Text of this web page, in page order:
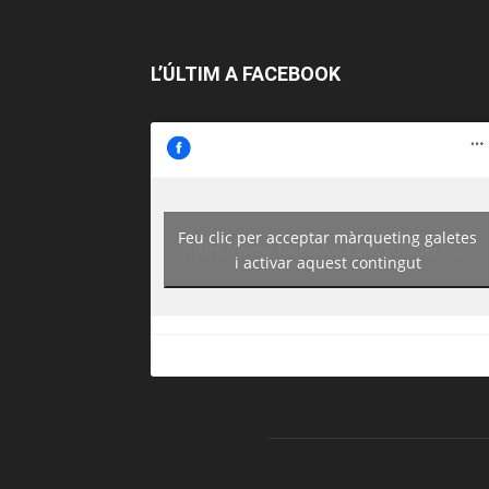
L’ÚLTIM A FACEBOOK
https://www.facebook.com/guiadereus/
Feu clic per acceptar màrqueting galetes
i activar aquest contingut